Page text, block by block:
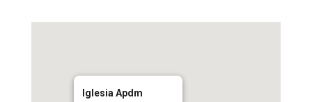
Iglesia Apdm